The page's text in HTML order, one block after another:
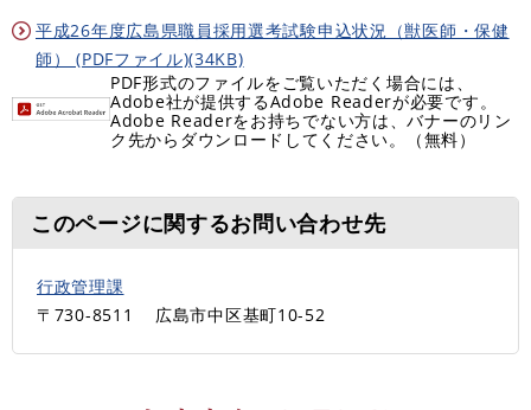
平成26年度広島県職員採用選考試験申込状況（獣医師・保健
師） (PDFファイル)(34KB)
PDF形式のファイルをご覧いただく場合には、
Adobe社が提供するAdobe Readerが必要です。
Adobe Readerをお持ちでない方は、バナーのリン
ク先からダウンロードしてください。（無料）
このページに関するお問い合わせ先
行政管理課
〒730-8511
広島市中区基町10-52